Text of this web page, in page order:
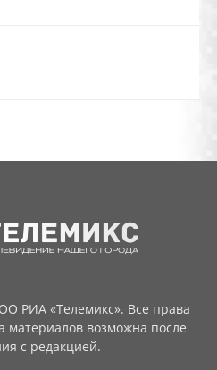
РИА «Телемикс». Все права
возможна после
с редакцией.